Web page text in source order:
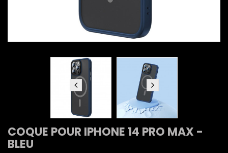
COQUE POUR IPHONE 14 PRO MAX -
BLEU